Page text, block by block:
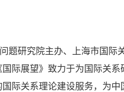
题研究院主办、上海市国
国际展望》致力于为国际关
际关系理论建设服务，为中